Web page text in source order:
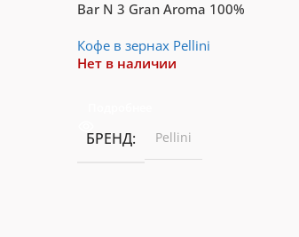
Bar N 3 Gran Aroma 100%
Кофе в зернах Pellini
Нет в наличии
БРЕНД Pellini